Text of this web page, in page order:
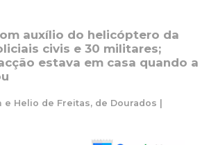
auxílio do helicóptero da
civis e 30 militares;
estava em casa quando a
Helio de Freitas, de Dourados |